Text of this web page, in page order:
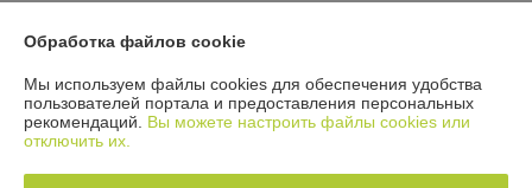
График работы
Обработка файлов cookie
Мы используем файлы cookies для обеспечения удобства
пользователей портала и предоставления персональных
рекомендаций. Вы можете настроить файлы cookies или
отключить их.